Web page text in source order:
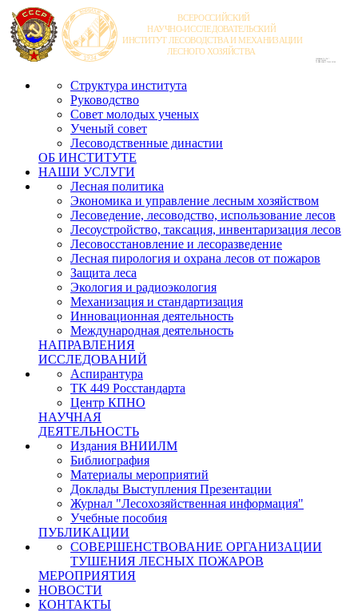
Структура института
Руководство
Совет молодых ученых
Ученый совет
Лесоводственные династии
ОБ ИНСТИТУТЕ
НАШИ УСЛУГИ
Лесная политика
Экономика и управление лесным хозяйством
Лесоведение, лесоводство, использование лесов
Лесоустройство, таксация, инвентаризация лесов
Лесовосстановление и лесоразведение
Лесная пирология и охрана лесов от пожаров
Защита леса
Экология и радиоэкология
Механизация и стандартизация
Инновационная деятельность
Международная деятельность
НАПРАВЛЕНИЯ
ИССЛЕДОВАНИЙ
Аспирантура
ТК 449 Росстандарта
Центр КПНО
НАУЧНАЯ
ДЕЯТЕЛЬНОСТЬ
Издания ВНИИЛМ
Библиография
Материалы мероприятий
Доклады Выступления Презентации
Журнал "Лесохозяйственная информация"
Учебные пособия
ПУБЛИКАЦИИ
СОВЕРШЕНСТВОВАНИЕ ОРГАНИЗАЦИИ
ТУШЕНИЯ ЛЕСНЫХ ПОЖАРОВ
МЕРОПРИЯТИЯ
НОВОСТИ
КОНТАКТЫ